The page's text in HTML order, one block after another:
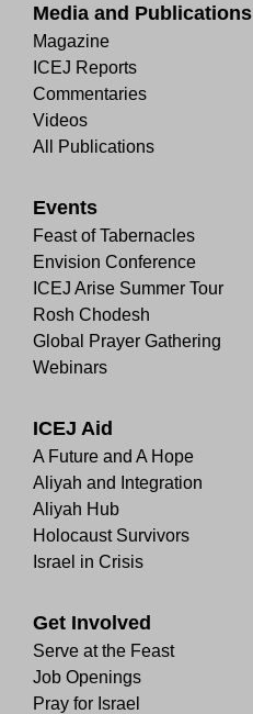
Media and Publications
Magazine
ICEJ Reports
Commentaries
Videos
All Publications
Events
Feast of Tabernacles
Envision Conference
ICEJ Arise Summer Tour
Rosh Chodesh
Global Prayer Gathering
Webinars
ICEJ Aid
A Future and A Hope
Aliyah and Integration
Aliyah Hub
Holocaust Survivors
Israel in Crisis
Get Involved
Serve at the Feast
Job Openings
Pray for Israel